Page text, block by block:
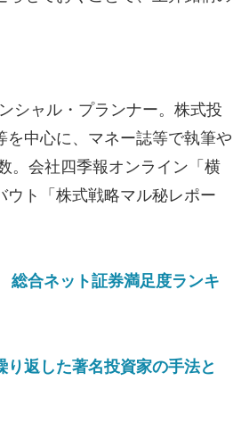
シャル・プランナー。株式投
中心に、マネー誌等で執筆や
。会社四季報オンライン「横
ト「株式戦略マル秘レポー
合ネット証券満足度ランキ
返した著名投資家の手法と